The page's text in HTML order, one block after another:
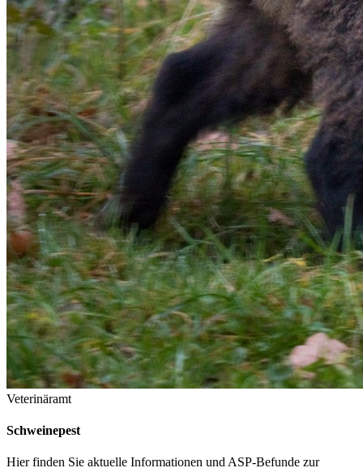
Veterinäramt
Schweinepest
Hier finden Sie aktuelle Informationen und ASP-Befunde zur